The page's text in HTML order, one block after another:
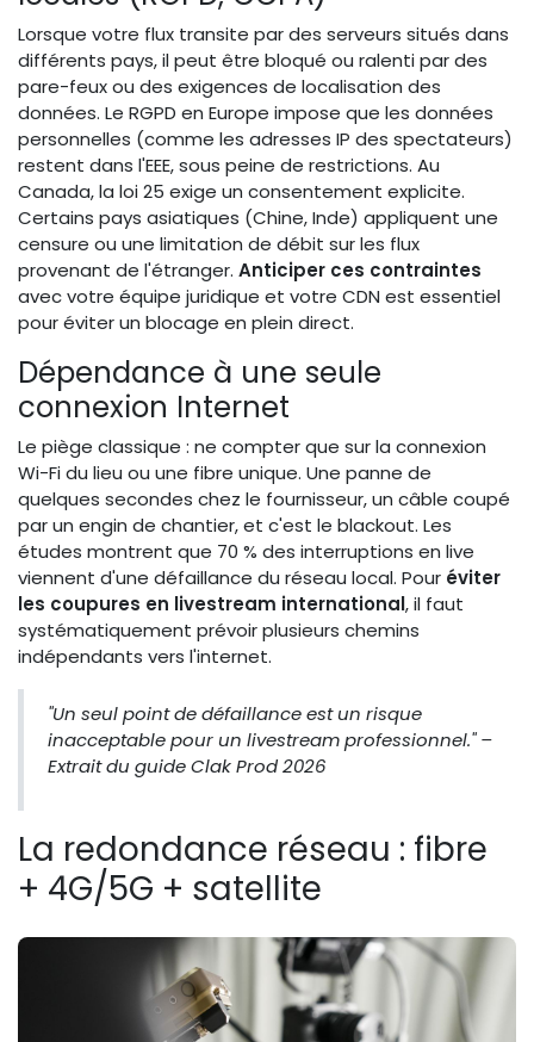
Lorsque votre flux transite par des serveurs situés dans
différents pays, il peut être bloqué ou ralenti par des
pare-feux ou des exigences de localisation des
données. Le RGPD en Europe impose que les données
personnelles (comme les adresses IP des spectateurs)
restent dans l'EEE, sous peine de restrictions. Au
Canada, la loi 25 exige un consentement explicite.
Certains pays asiatiques (Chine, Inde) appliquent une
censure ou une limitation de débit sur les flux
provenant de l'étranger. Anticiper ces contraintes
avec votre équipe juridique et votre CDN est essentiel
pour éviter un blocage en plein direct.
Dépendance à une seule
connexion Internet
Le piège classique : ne compter que sur la connexion
Wi-Fi du lieu ou une fibre unique. Une panne de
quelques secondes chez le fournisseur, un câble coupé
par un engin de chantier, et c'est le blackout. Les
études montrent que 70 % des interruptions en live
viennent d'une défaillance du réseau local. Pour éviter
les coupures en livestream international, il faut
systématiquement prévoir plusieurs chemins
indépendants vers l'internet.
"Un seul point de défaillance est un risque
inacceptable pour un livestream professionnel." –
Extrait du guide Clak Prod 2026
La redondance réseau : fibre
+ 4G/5G + satellite